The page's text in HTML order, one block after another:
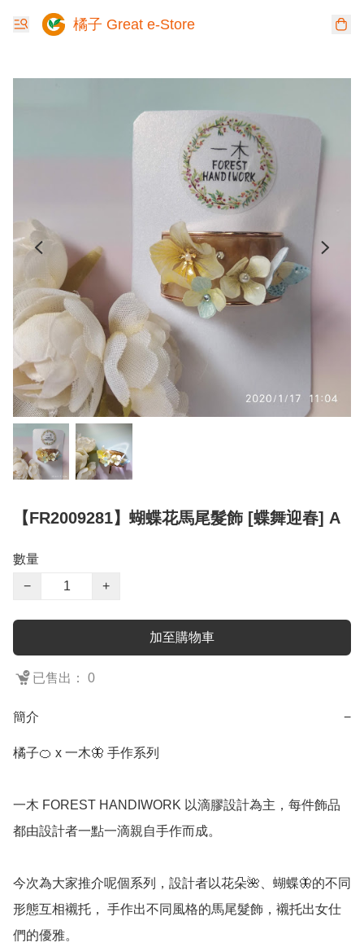
橘子 Great e-Store
【FR2009281】蝴蝶花馬尾髮飾 [蝶舞迎春] A
數量
−
+
加至購物車
已售出： 0
簡介 −
橘子🍊 x 一木🦋 手作系列
一木 FOREST HANDIWORK 以滴膠設計為主，每件飾品
都由設計者一點一滴親自手作而成。
今次為大家推介呢個系列，設計者以花朵🌺、蝴蝶🦋的不同
形態互相襯托， 手作出不同風格的馬尾髮飾，襯托出女仕
們的優雅。